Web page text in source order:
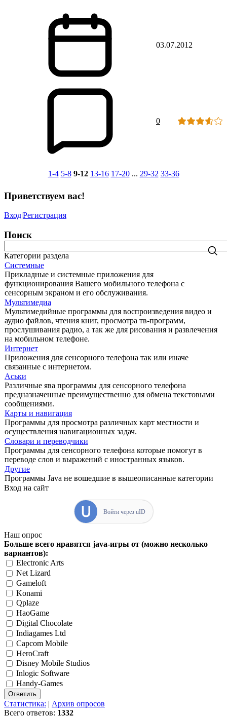
03.07.2012
0
1-4 5-8 9-12 13-16 17-20 ... 29-32 33-36
Приветствуем вас!
Вход|Регистрация
Поиск
Категории раздела
Системные
Прикладные и системные приложения для
функционирования Вашего мобильного телефона с
сенсорным экраном и его обслуживания.
Мультимедиа
Мультимедийные программы для воспроизведения видео и
аудио файлов, чтения книг, просмотра тв-программ,
прослушивания радио, а так же для рисования и развлечения
на мобильном телефоне.
Интернет
Приложения для сенсорного телефона так или иначе
связанные с интернетом.
Аськи
Различные ява программы для сенсорного телефона
предназначенные преимущественно для обмена текстовыми
сообщениями.
Карты и навигация
Программы для просмотра различных карт местности и
осуществления навигационных задач.
Словари и переводчики
Программы для сенсорного телефона которые помогут в
переводе слов и выражений с иностранных языков.
Другие
Программы Java не вошедшие в вышеописанные категории
Вход на сайт
Войти через uID
Наш опрос
Больше всего нравятся java-игры от (можно несколько
вариантов):
Electronic Arts
Net Lizard
Gameloft
Konami
Qplaze
HaoGame
Digital Chocolate
Indiagames Ltd
Capcom Mobile
HeroCraft
Disney Mobile Studios
Inlogic Software
Handy-Games
Статистика: | Архив опросов
Всего ответов: 1332